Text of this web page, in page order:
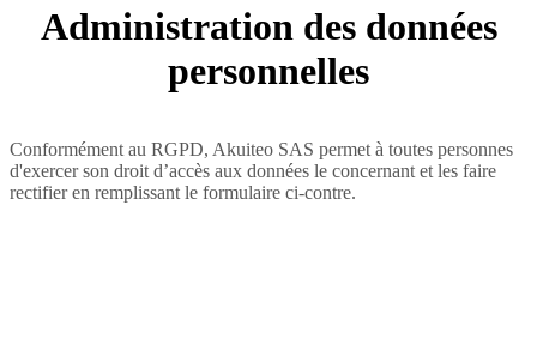
Administration des données
personnelles
Conformément au RGPD, Akuiteo SAS permet à toutes personnes
d'exercer son droit d’accès aux données le concernant et les faire
rectifier en remplissant le formulaire ci-contre.